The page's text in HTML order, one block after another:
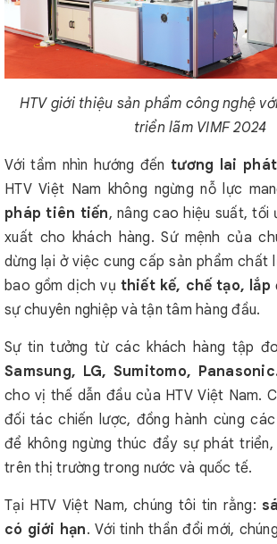
HTV giới thiệu sản phẩm công nghệ
triển lãm VIMF 2024
Với tầm nhìn hướng đến tương lai
HTV Việt Nam không ngừng nỗ lực
pháp tiên tiến, nâng cao hiệu suất, tối
xuất cho khách hàng. Sứ mệnh của
dừng lại ở việc cung cấp sản phẩm chất
bao gồm dịch vụ thiết kế, chế tạo,
sự chuyên nghiệp và tận tâm hàng đầu.
Sự tin tưởng từ các khách hàng tập
Samsung, LG, Sumitomo,
cho vị thế dẫn đầu của HTV Việt Nam.
đối tác chiến lược, đồng hành cùng
để không ngừng thúc đẩy sự phát
trên thị trường trong nước và quốc tế.
Tại HTV Việt Nam, chúng tôi tin rằng:
có giới hạn. Với tinh thần đổi mới,